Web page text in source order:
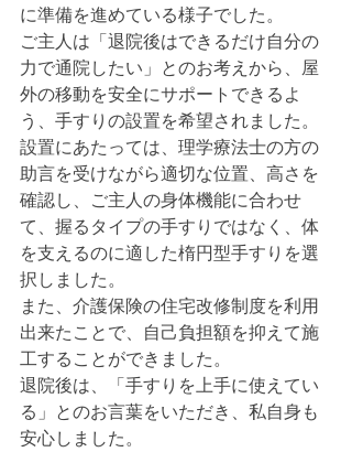
に準備を進めている様子でした。
ご主人は「退院後はできるだけ自分の
力で通院したい」とのお考えから、屋
外の移動を安全にサポートできるよ
う、手すりの設置を希望されました。
設置にあたっては、理学療法士の方の
助言を受けながら適切な位置、高さを
確認し、ご主人の身体機能に合わせ
て、握るタイプの手すりではなく、体
を支えるのに適した楕円型手すりを選
択しました。
また、介護保険の住宅改修制度を利用
出来たことで、自己負担額を抑えて施
工することができました。
退院後は、「手すりを上手に使えてい
る」とのお言葉をいただき、私自身も
安心しました。